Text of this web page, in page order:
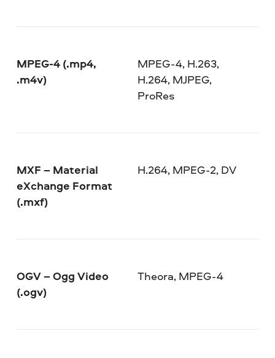
MPEG-4 (.mp4,
.m4v)
MPEG-4, H.263,
H.264, MJPEG,
ProRes
MXF – Material
eXchange Format
(.mxf)
H.264, MPEG-2, DV
OGV – Ogg Video
(.ogv)
Theora, MPEG-4